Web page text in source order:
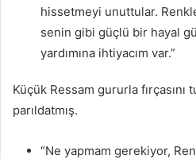
hissetmeyi unuttular.
senin gibi güçlü bir hayal
yardımına ihtiyacım var.”
Küçük Ressam gururla fırçasını
parıldatmış.
“Ne yapmam gerekiyor,